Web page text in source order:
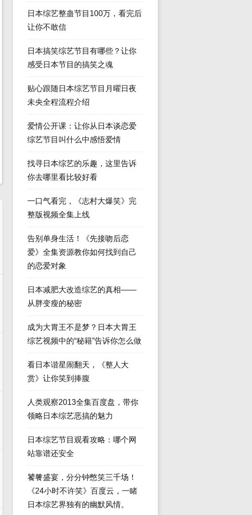
日本综艺整蛊节目100万，看完后
让你不敢信
日本搞笑综艺节目有哪些？让你
感受日本节目的搞笑之魂
贴心跟随日本综艺节目月曜日夜
未央全程流程介绍
爱情公开课：让你从日本谈恋爱
综艺节目叫什么中感悟爱情
找寻日本综艺的乐趣，这里告诉
你去哪里看比较好看
一口气看完，《志村大爆笑》完
整版视频全集上线
告别单身生活！《先接吻后恋
爱》全集资源教你如何找到自己
的恋爱对象
日本减肥大改造综艺的真相——
从胖变瘦的秘密
成为大胃王不是梦？日本大胃王
综艺视频中的“秘籍”告诉你怎么做
看日本谐星闹翻天，《整人大
赏》让你笑到捧腹
人类观察2013全集百度盘，带你
领略日本综艺恶搞的魅力
日本综艺节目观看攻略：哪个网
站靠谱还安全
饕餮盛宴，分分钟憋笑三千场！
《24小时不许笑》百度云，一睹
日本综艺界独有的幽默风情。